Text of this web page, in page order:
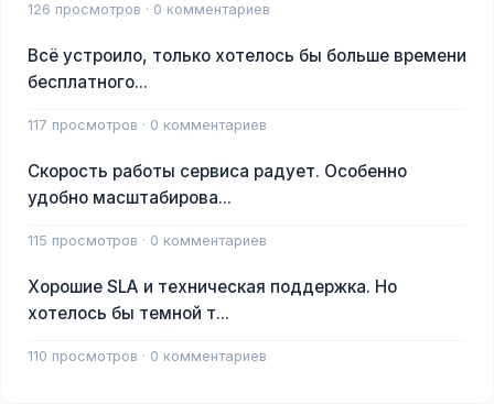
126 просмотров · 0 комментариев
Всё устроило, только хотелось бы больше времени
бесплатного...
117 просмотров · 0 комментариев
Скорость работы сервиса радует. Особенно
удобно масштабирова...
115 просмотров · 0 комментариев
Хорошие SLA и техническая поддержка. Но
хотелось бы темной т...
110 просмотров · 0 комментариев